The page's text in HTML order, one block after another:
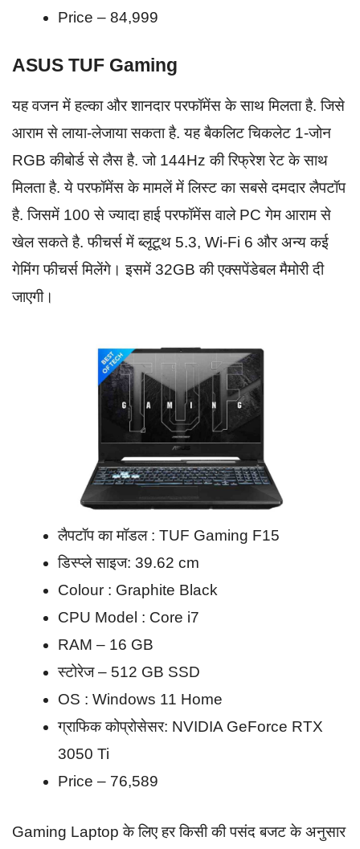
Price – 84,999
ASUS TUF Gaming
यह वजन में हल्का और शानदार परफॉमेंस के साथ मिलता है. जिसे
आराम से लाया-लेजाया सकता है. यह बैकलिट चिकलेट 1-जोन
RGB कीबोर्ड से लैस है. जो 144Hz की रिफ्रेश रेट के साथ
मिलता है. ये परफॉमेंस के मामलें में लिस्ट का सबसे दमदार लैपटॉप
है. जिसमें 100 से ज्यादा हाई परफॉमेंस वाले PC गेम आराम से
खेल सकते है. फीचर्स में ब्लूटूथ 5.3, Wi-Fi 6 और अन्य कई
गेमिंग फीचर्स मिलेंगे। इसमें 32GB की एक्सपेंडेबल मैमोरी दी
जाएगी।
लैपटॉप का मॉडल : ‎TUF Gaming F15
डिस्प्ले साइज: 39.62 cm
Colour : Graphite Black
CPU Model : Core i7
RAM – 16 GB
स्टोरेज – 512 GB SSD
OS : Windows 11 Home
ग्राफिक कोप्रोसेसर: ‎NVIDIA GeForce RTX
3050 Ti
Price – 76,589
Gaming Laptop के लिए हर किसी की पसंद बजट के अनुसार